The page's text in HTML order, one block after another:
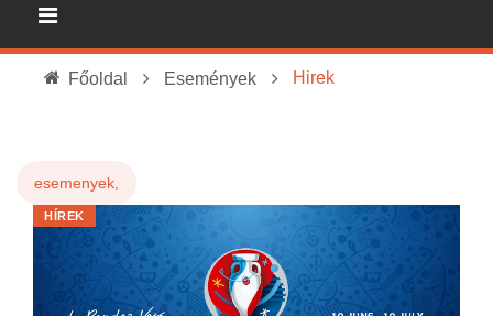
Főoldal Események Hirek
esemenyek,
HÍREK